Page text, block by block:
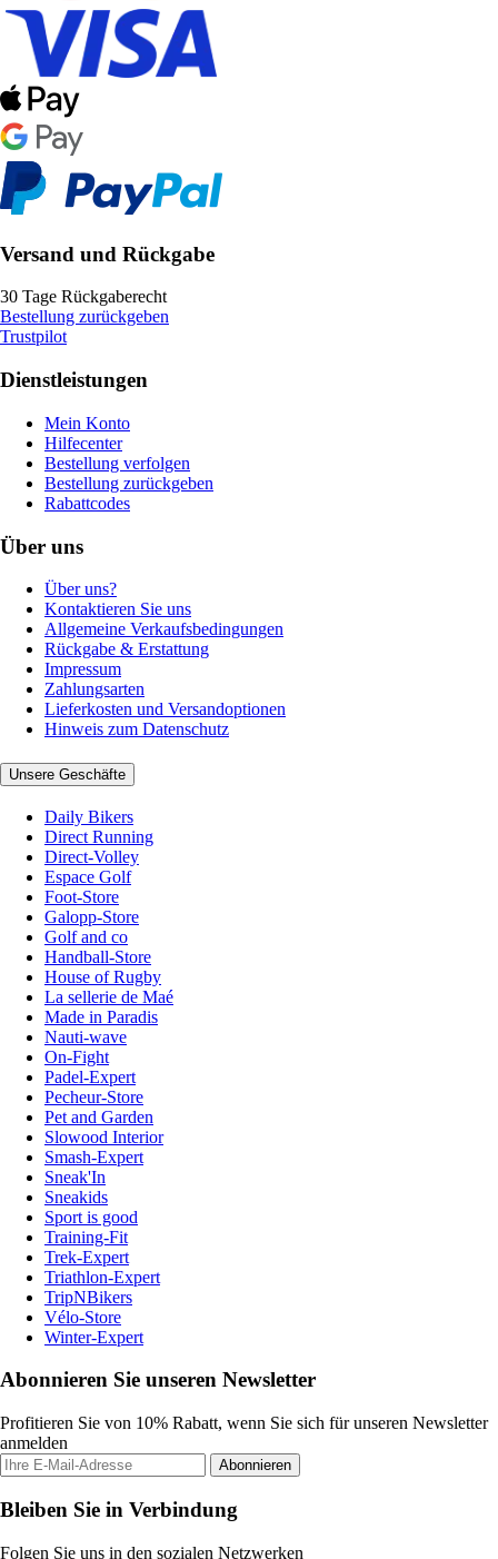
Versand und Rückgabe
30 Tage Rückgaberecht
Bestellung zurückgeben
Trustpilot
Dienstleistungen
Mein Konto
Hilfecenter
Bestellung verfolgen
Bestellung zurückgeben
Rabattcodes
Über uns
Über uns?
Kontaktieren Sie uns
Allgemeine Verkaufsbedingungen
Rückgabe & Erstattung
Impressum
Zahlungsarten
Lieferkosten und Versandoptionen
Hinweis zum Datenschutz
Unsere Geschäfte
Daily Bikers
Direct Running
Direct-Volley
Espace Golf
Foot-Store
Galopp-Store
Golf and co
Handball-Store
House of Rugby
La sellerie de Maé
Made in Paradis
Nauti-wave
On-Fight
Padel-Expert
Pecheur-Store
Pet and Garden
Slowood Interior
Smash-Expert
Sneak'In
Sneakids
Sport is good
Training-Fit
Trek-Expert
Triathlon-Expert
TripNBikers
Vélo-Store
Winter-Expert
Abonnieren Sie unseren Newsletter
Profitieren Sie von 10% Rabatt, wenn Sie sich für unseren Newsletter
anmelden
Abonnieren
Bleiben Sie in Verbindung
Folgen Sie uns in den sozialen Netzwerken